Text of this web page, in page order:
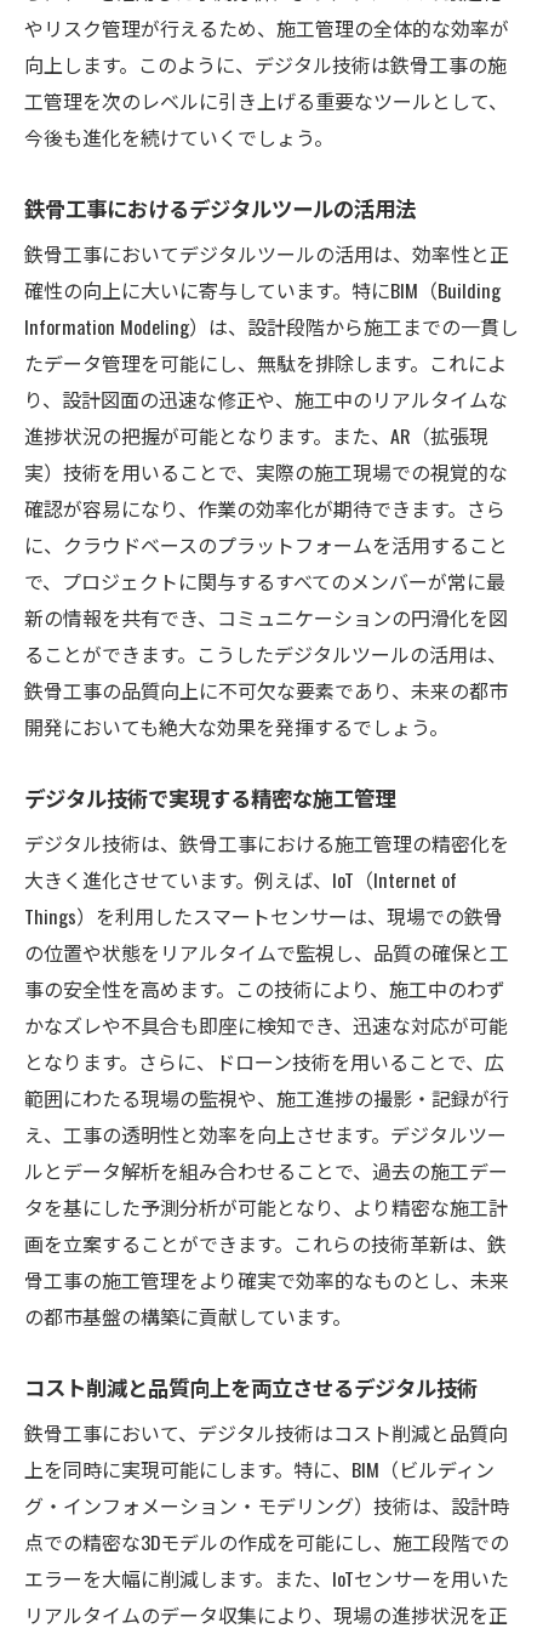
やリスク管理が行えるため、施工管理の全体的な効率が
向上します。このように、デジタル技術は鉄骨工事の施
工管理を次のレベルに引き上げる重要なツールとして、
今後も進化を続けていくでしょう。
鉄骨工事におけるデジタルツールの活用法
鉄骨工事においてデジタルツールの活用は、効率性と正
確性の向上に大いに寄与しています。特にBIM（Building
Information Modeling）は、設計段階から施工までの一貫し
たデータ管理を可能にし、無駄を排除します。これによ
り、設計図面の迅速な修正や、施工中のリアルタイムな
進捗状況の把握が可能となります。また、AR（拡張現
実）技術を用いることで、実際の施工現場での視覚的な
確認が容易になり、作業の効率化が期待できます。さら
に、クラウドベースのプラットフォームを活用すること
で、プロジェクトに関与するすべてのメンバーが常に最
新の情報を共有でき、コミュニケーションの円滑化を図
ることができます。こうしたデジタルツールの活用は、
鉄骨工事の品質向上に不可欠な要素であり、未来の都市
開発においても絶大な効果を発揮するでしょう。
デジタル技術で実現する精密な施工管理
デジタル技術は、鉄骨工事における施工管理の精密化を
大きく進化させています。例えば、IoT（Internet of
Things）を利用したスマートセンサーは、現場での鉄骨
の位置や状態をリアルタイムで監視し、品質の確保と工
事の安全性を高めます。この技術により、施工中のわず
かなズレや不具合も即座に検知でき、迅速な対応が可能
となります。さらに、ドローン技術を用いることで、広
範囲にわたる現場の監視や、施工進捗の撮影・記録が行
え、工事の透明性と効率を向上させます。デジタルツー
ルとデータ解析を組み合わせることで、過去の施工デー
タを基にした予測分析が可能となり、より精密な施工計
画を立案することができます。これらの技術革新は、鉄
骨工事の施工管理をより確実で効率的なものとし、未来
の都市基盤の構築に貢献しています。
コスト削減と品質向上を両立させるデジタル技術
鉄骨工事において、デジタル技術はコスト削減と品質向
上を同時に実現可能にします。特に、BIM（ビルディン
グ・インフォメーション・モデリング）技術は、設計時
点での精密な3Dモデルの作成を可能にし、施工段階での
エラーを大幅に削減します。また、IoTセンサーを用いた
リアルタイムのデータ収集により、現場の進捗状況を正